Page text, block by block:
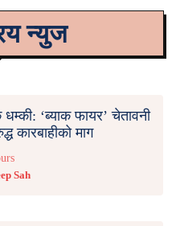
न्युज
‘ब्याक फायर’ चेतावनी
कारबाहीको माग
Sah